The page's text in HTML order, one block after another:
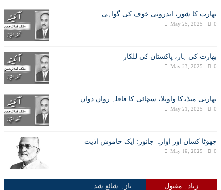
بھارت کا شور، اندرونی خوف کی گواہی
May 25, 2025 0
بھارت کی ہار، پاکستان کی للکار
May 23, 2025 0
بھارتی میڈیاکا واویلا، سچائی کا قافلہ رواں دواں
May 21, 2025 0
چھوٹا کسان اور اوارہ جانور: ایک خاموش اذیت
May 19, 2025 0
زیادہ مقبول تازہ شائع شدہ